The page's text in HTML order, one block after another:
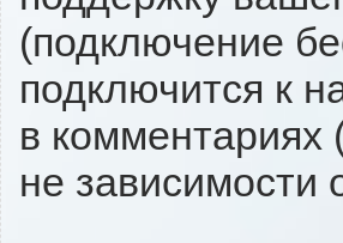
(подключение
подключится к
в комментариях
не зависимости